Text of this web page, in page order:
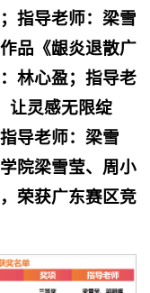
指导老师：梁雪
品《龈炎退散广
林心盈；指导老
让灵感无限绽
导老师：梁雪
院梁雪莹、周小
荣获广东赛区竞